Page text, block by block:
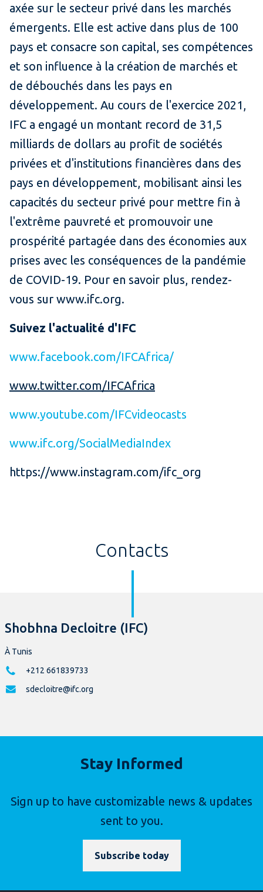
axée sur le secteur privé dans les marchés
émergents. Elle est active dans plus de 100
pays et consacre son capital, ses compétences
et son influence à la création de marchés et
de débouchés dans les pays en
développement. Au cours de l'exercice 2021,
IFC a engagé un montant record de 31,5
milliards de dollars au profit de sociétés
privées et d'institutions financières dans des
pays en développement, mobilisant ainsi les
capacités du secteur privé pour mettre fin à
l'extrême pauvreté et promouvoir une
prospérité partagée dans des économies aux
prises avec les conséquences de la pandémie
de COVID-19. Pour en savoir plus, rendez-
vous sur www.ifc.org.
Suivez l'actualité d'IFC
www.facebook.com/IFCAfrica/
www.twitter.com/IFCAfrica
www.youtube.com/IFCvideocasts
www.ifc.org/SocialMediaIndex
https://www.instagram.com/ifc_org
Contacts
Shobhna Decloitre (IFC)
À Tunis
+212 661839733
sdecloitre@ifc.org
Stay Informed
Sign up to have customizable news & updates
sent to you.
Subscribe today